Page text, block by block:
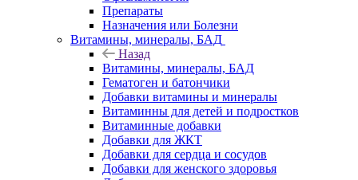
Препараты
Назначения или Болезни
Витамины, минералы, БАД
Назад
Витамины, минералы, БАД
Гематоген и батончики
Добавки витамины и минералы
Витаминны для детей и подростков
Витаминные добавки
Добавки для ЖКТ
Добавки для сердца и сосудов
Добавки для женского здоровья